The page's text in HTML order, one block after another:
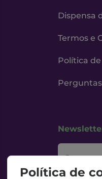
Dispensa
Termos e
Política
O seu
Política de